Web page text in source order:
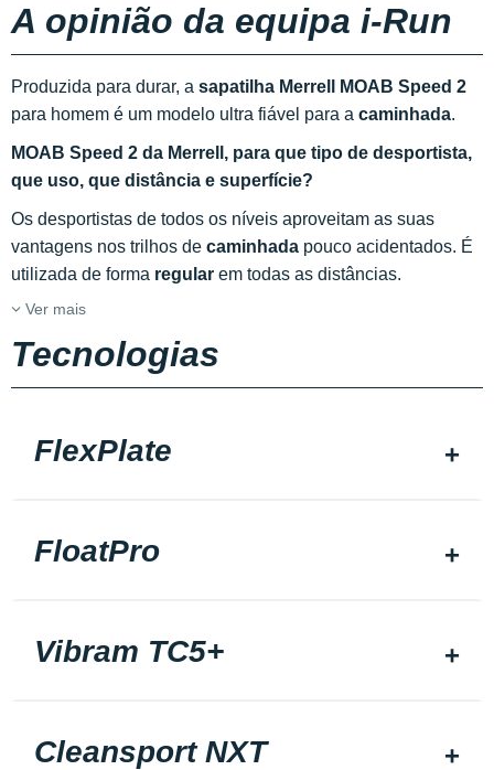
A opinião da equipa i-Run
Produzida para durar, a sapatilha Merrell MOAB Speed 2
para homem é um modelo ultra fiável para a caminhada.
MOAB Speed 2 da Merrell, para que tipo de desportista,
que uso, que distância e superfície?
Os desportistas de todos os níveis aproveitam as suas
vantagens nos trilhos de caminhada pouco acidentados. É
utilizada de forma regular em todas as distâncias.
Ver mais
Tecnologias
FlexPlate
FloatPro
Vibram TC5+
Cleansport NXT